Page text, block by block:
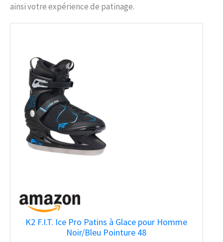
ainsi votre expérience de patinage.
K2 F.I.T. Ice Pro Patins à Glace pour Homme
Noir/Bleu Pointure 48